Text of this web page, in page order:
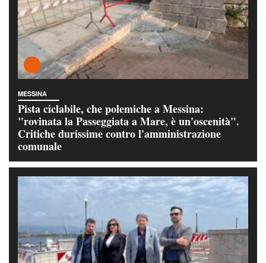
MESSINA
Pista ciclabile, che polemiche a Messina:
"rovinata la Passeggiata a Mare, è un'oscenità".
Critiche durissime contro l'amministrazione
comunale